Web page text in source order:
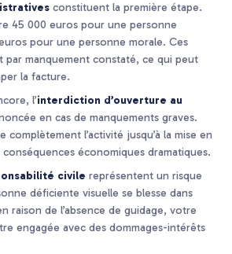
constituent la première étape.
45 000 euros pour une personne
pour une personne morale. Ces
par manquement constaté, ce qui peut
la facture.
l’interdiction d’ouverture au
en cas de manquements graves.
complètement l’activité jusqu’à la mise en
économiques dramatiques.
civile représentent un risque
déficiente visuelle se blesse dans
raison de l’absence de guidage, votre
engagée avec des dommages-intérêts